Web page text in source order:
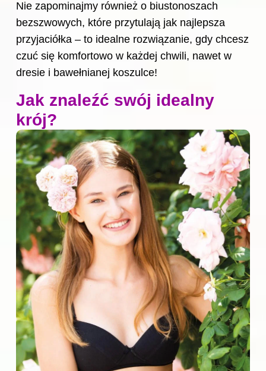
Nie zapominajmy również o biustonoszach
bezszwowych, które przytulają jak najlepsza
przyjaciółka – to idealne rozwiązanie, gdy chcesz
czuć się komfortowo w każdej chwili, nawet w
dresie i bawełnianej koszulce!
Jak znaleźć swój idealny
krój?